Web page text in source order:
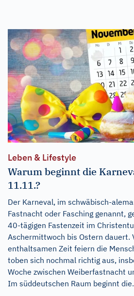
Leben & Lifestyle
Warum beginnt die
11.11.?
Der Karneval, im schwäbisch-
Fastnacht oder Fasching genannt,
40-tägigen Fastenzeit im
Aschermittwoch bis Ostern dauert.
enthaltsamen Zeit feiern die
toben sich nochmal richtig aus,
Woche zwischen Weiberfastnacht
Im süddeutschen Raum beginnt